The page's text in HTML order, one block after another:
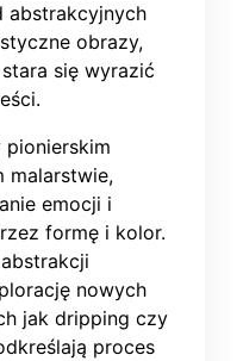
abstrakcyjnych
obrazy,
się wyrazić
malarstwie,
emocji i
formę i kolor.
nowych
jak dripping czy
proces